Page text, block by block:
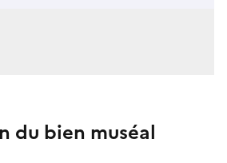
du bien muséal